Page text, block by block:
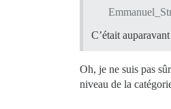
C’était
Oh, je ne suis pas
niveau de la